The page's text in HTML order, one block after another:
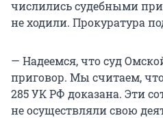
числились судебными
не ходили. Прокуратура
— Надеемся, что суд
приговор. Мы считаем,
285 УК РФ доказана. Эти
не осуществляли свою